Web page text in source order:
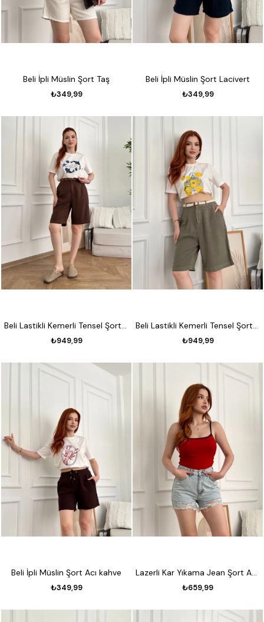
Beli İpli Müslin Şort Taş
₺349,99
Beli İpli Müslin Şort Lacivert
₺349,99
Beli Lastikli Kemerli Tensel Şort 81 vizon
₺949,99
Beli Lastikli Kemerli Tensel Şort 74 yeşil
₺949,99
Beli İpli Müslin Şort Acı kahve
₺349,99 ₺659,99